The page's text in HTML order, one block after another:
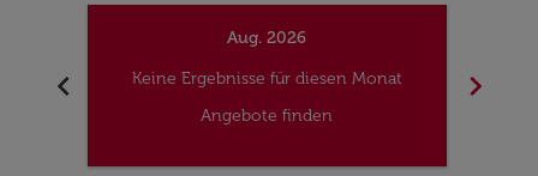
chevron_left
Aug. 2026
Keine Ergebnisse für diesen Monat
Angebote finden
chevron_right